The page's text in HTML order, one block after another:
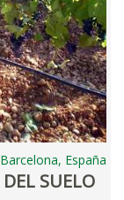
Barcelona, España
SUELO